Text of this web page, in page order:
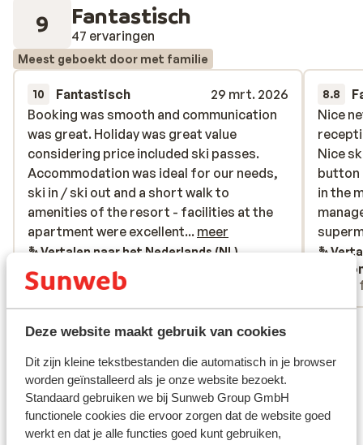
Deze website maakt gebruik van cookies
Dit zijn kleine tekstbestanden die automatisch in je browser
worden geïnstalleerd als je onze website bezoekt.
Standaard gebruiken we bij Sunweb Group GmbH
functionele cookies die ervoor zorgen dat de website goed
werkt en dat je alle functies goed kunt gebruiken,
9 Fantastisch
47 ervaringen
Meest geboekt door met familie
10 Fantastisch
29 mrt. 2026
Booking was smooth and communication
was great. Holiday was great value
considering price included ski passes.
Accommodation was ideal for our needs,
ski in / ski out and a short walk to
amenities of the resort - facilities at the
apartment were excellent and staff very
friendly
Booking was smooth and communication
was great. Holiday was great value
considering price included ski passes.
Accommodation was ideal for our needs,
ski in / ski out and a short walk to
amenities of the resort - facilities at the
apartment were excellent... meer
Vertalen naar het Nederlands (NL)
Met familie
8.8
Nice
Nice
button
in the
from
pool
could
skiing.
Nice
Nice
button
in the
Bekijk alle 47 ervaringen
Ligging